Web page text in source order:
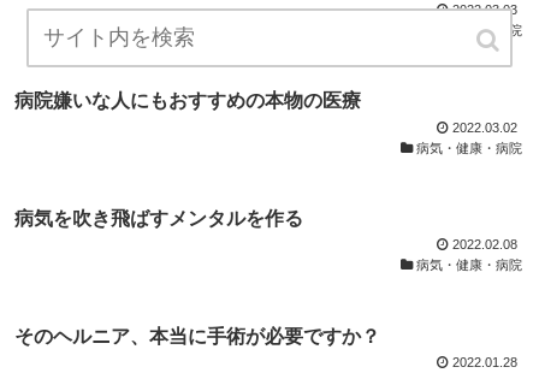
2022.03.03
病気・健康・病院
病院嫌いな人にもおすすめの本物の医療
2022.03.02
病気・健康・病院
病気を吹き飛ばすメンタルを作る
2022.02.08
病気・健康・病院
そのヘルニア、本当に手術が必要ですか？
2022.01.28